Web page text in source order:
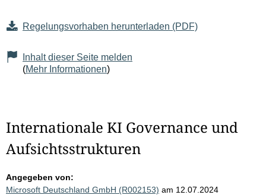
Regelungsvorhaben herunterladen (PDF)
Inhalt dieser Seite melden
(Mehr Informationen)
Internationale KI Governance und
Aufsichtsstrukturen
Angegeben von:
Microsoft Deutschland GmbH (R002153) am 12.07.2024